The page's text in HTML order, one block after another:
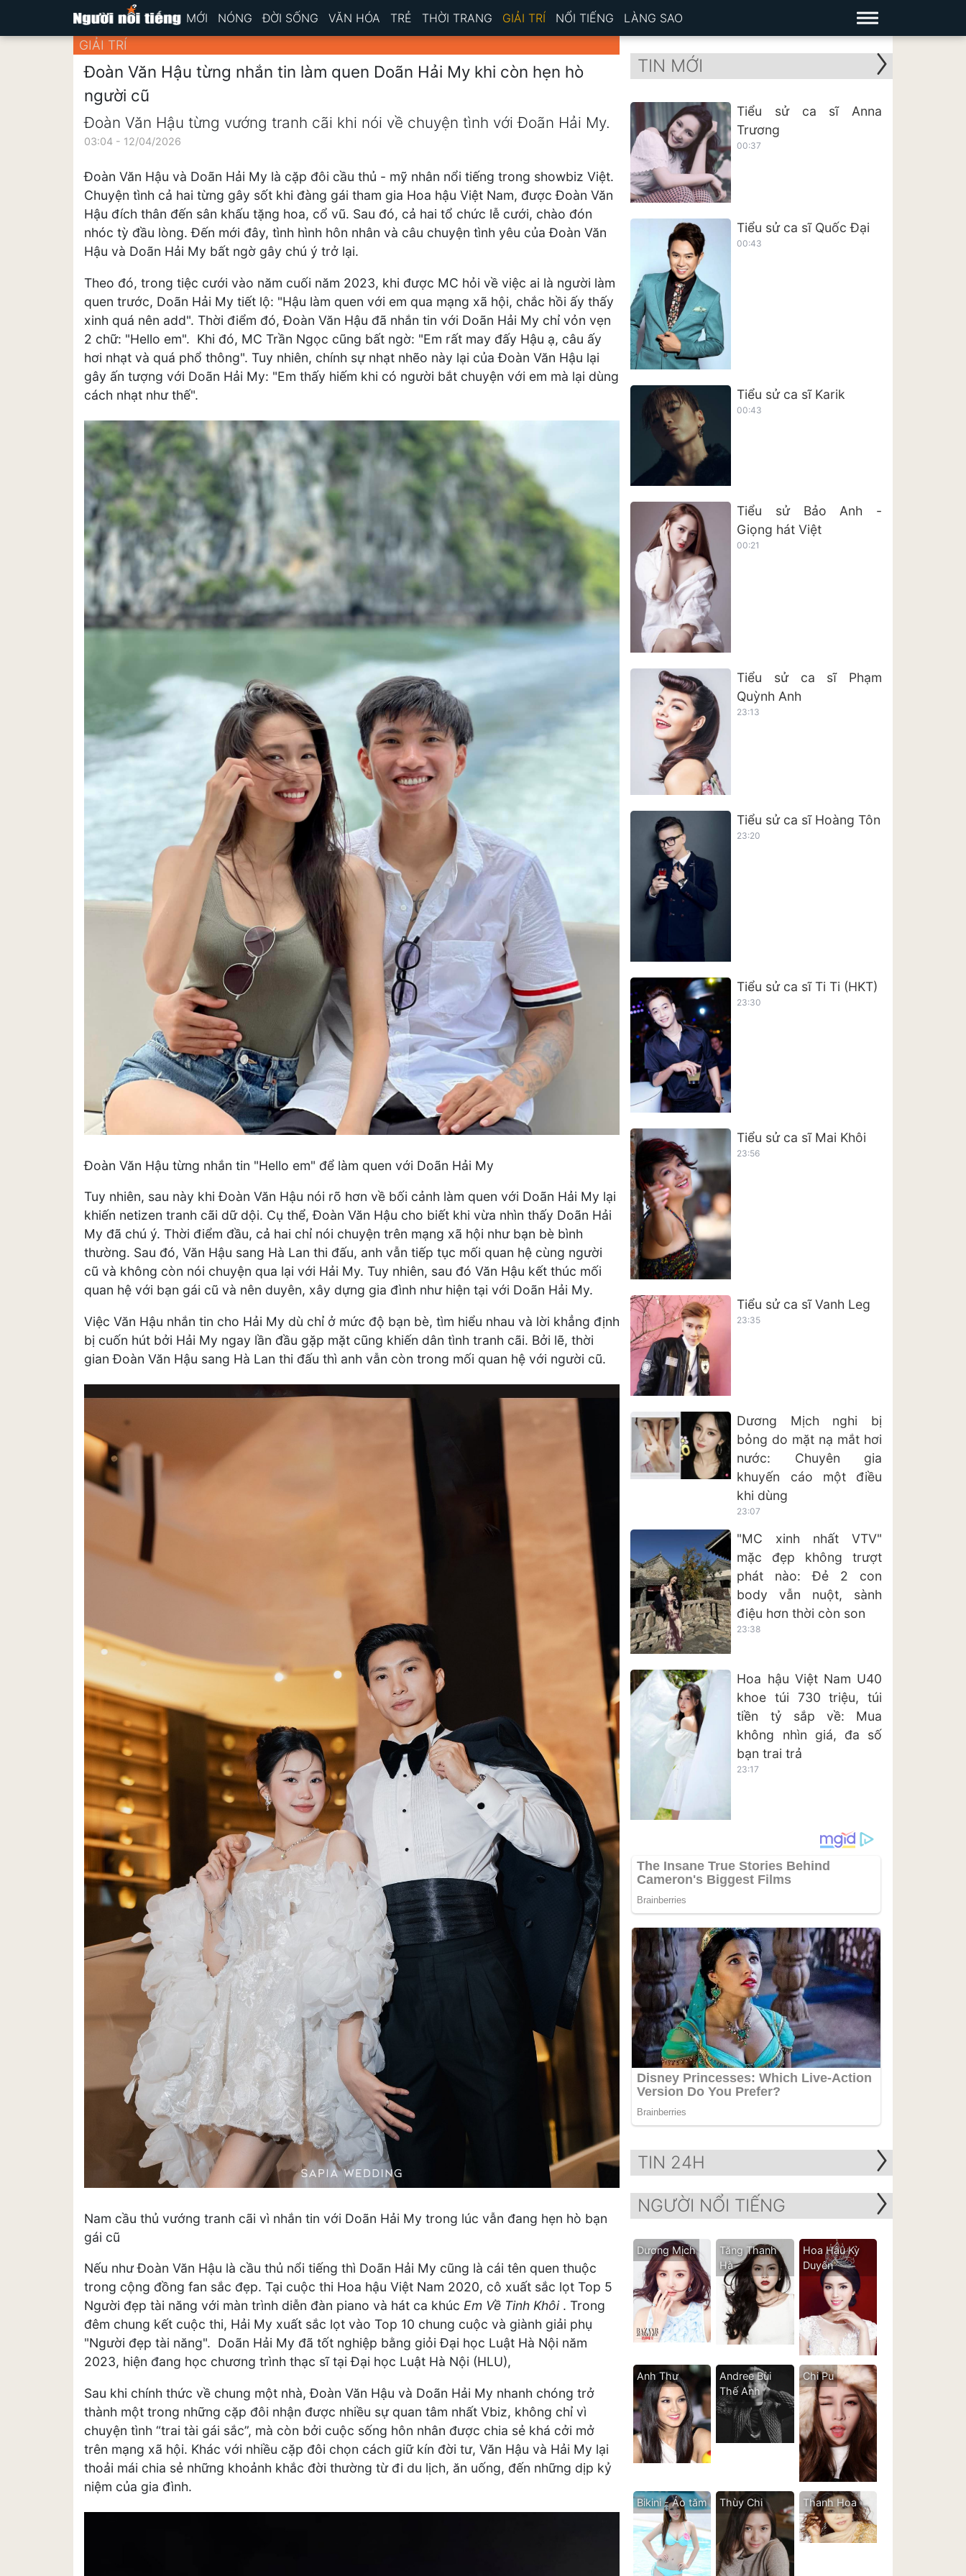
MỚI NÓNG ĐỜI SỐNG VĂN HÓA TRẺ THỜI TRANG GIẢI TRÍ NỔI TIẾNG LÀNG SAO
GIẢI TRÍ
Đoàn Văn Hậu từng nhắn tin làm quen Doãn Hải My khi còn hẹn hò
người cũ
Đoàn Văn Hậu từng vướng tranh cãi khi nói về chuyện tình với Đoãn Hải My.
03:04 - 12/04/2026
Đoàn Văn Hậu và Doãn Hải My là cặp đôi cầu thủ - mỹ nhân nổi tiếng trong showbiz Việt.
Chuyện tình cả hai từng gây sốt khi đàng gái tham gia Hoa hậu Việt Nam, được Đoàn Văn
Hậu đích thân đến sân khấu tặng hoa, cổ vũ. Sau đó, cả hai tổ chức lễ cưới, chào đón
nhóc tỳ đầu lòng. Đến mới đây, tình hình hôn nhân và câu chuyện tình yêu của Đoàn Văn
Hậu và Doãn Hải My bất ngờ gây chú ý trở lại.
Theo đó, trong tiệc cưới vào năm cuối năm 2023, khi được MC hỏi về việc ai là người làm
quen trước, Doãn Hải My tiết lộ: "Hậu làm quen với em qua mạng xã hội, chắc hồi ấy thấy
xinh quá nên add". Thời điểm đó, Đoàn Văn Hậu đã nhắn tin với Doãn Hải My chỉ vỏn vẹn
2 chữ: "Hello em". Khi đó, MC Trần Ngọc cũng bất ngờ: "Em rất may đấy Hậu ạ, câu ấy
hơi nhạt và quá phổ thông". Tuy nhiên, chính sự nhạt nhẽo này lại của Đoàn Văn Hậu lại
gây ấn tượng với Doãn Hải My: "Em thấy hiếm khi có người bắt chuyện với em mà lại dùng
cách nhạt như thế".
Đoàn Văn Hậu từng nhắn tin "Hello em" để làm quen với Doãn Hải My
Tuy nhiên, sau này khi Đoàn Văn Hậu nói rõ hơn về bối cảnh làm quen với Doãn Hải My lại
khiến netizen tranh cãi dữ dội. Cụ thể, Đoàn Văn Hậu cho biết khi vừa nhìn thấy Doãn Hải
My đã chú ý. Thời điểm đầu, cả hai chỉ nói chuyện trên mạng xã hội như bạn bè bình
thường. Sau đó, Văn Hậu sang Hà Lan thi đấu, anh vẫn tiếp tục mối quan hệ cùng người
cũ và không còn nói chuyện qua lại với Hải My. Tuy nhiên, sau đó Văn Hậu kết thúc mối
quan hệ với bạn gái cũ và nên duyên, xây dựng gia đình như hiện tại với Doãn Hải My.
Việc Văn Hậu nhắn tin cho Hải My dù chỉ ở mức độ bạn bè, tìm hiểu nhau và lời khẳng định
bị cuốn hút bởi Hải My ngay lần đầu gặp mặt cũng khiến dân tình tranh cãi. Bởi lẽ, thời
gian Đoàn Văn Hậu sang Hà Lan thi đấu thì anh vẫn còn trong mối quan hệ với người cũ.
Nam cầu thủ vướng tranh cãi vì nhắn tin với Doãn Hải My trong lúc vẫn đang hẹn hò bạn
gái cũ
Nếu như Đoàn Văn Hậu là cầu thủ nổi tiếng thì Doãn Hải My cũng là cái tên quen thuộc
trong cộng đồng fan sắc đẹp. Tại cuộc thi Hoa hậu Việt Nam 2020, cô xuất sắc lọt Top 5
Người đẹp tài năng với màn trình diễn đàn piano và hát ca khúc Em Về Tinh Khôi . Trong
đêm chung kết cuộc thi, Hải My xuất sắc lọt vào Top 10 chung cuộc và giành giải phụ
"Người đẹp tài năng". Doãn Hải My đã tốt nghiệp bằng giỏi Đại học Luật Hà Nội năm
2023, hiện đang học chương trình thạc sĩ tại Đại học Luật Hà Nội (HLU),
Sau khi chính thức về chung một nhà, Đoàn Văn Hậu và Doãn Hải My nhanh chóng trở
thành một trong những cặp đôi nhận được nhiều sự quan tâm nhất Vbiz, không chỉ vì
chuyện tình “trai tài gái sắc”, mà còn bởi cuộc sống hôn nhân được chia sẻ khá cởi mở
trên mạng xã hội. Khác với nhiều cặp đôi chọn cách giữ kín đời tư, Văn Hậu và Hải My lại
thoải mái chia sẻ những khoảnh khắc đời thường từ đi du lịch, ăn uống, đến những dịp kỷ
niệm của gia đình.
TIN MỚI
Tiểu sử ca sĩ Anna
Trương
00:37
Tiểu sử ca sĩ Quốc Đại
00:43
Tiểu sử ca sĩ Karik
00:43
Tiểu sử Bảo Anh -
Giọng hát Việt
00:21
Tiểu sử ca sĩ Phạm
Quỳnh Anh
23:13
Tiểu sử ca sĩ Hoàng Tôn
23:20
Tiểu sử ca sĩ Ti Ti (HKT)
23:30
Tiểu sử ca sĩ Mai Khôi
23:56
Tiểu sử ca sĩ Vanh Leg
23:35
Dương Mịch nghi bị
bỏng do mặt nạ mắt hơi
nước: Chuyên gia
khuyến cáo một điều
khi dùng
23:07
"MC xinh nhất VTV"
mặc đẹp không trượt
phát nào: Đẻ 2 con
body vẫn nuột, sành
điệu hơn thời còn son
23:38
Hoa hậu Việt Nam U40
khoe túi 730 triệu, túi
tiền tỷ sắp về: Mua
không nhìn giá, đa số
bạn trai trả
23:17
TIN 24H
NGƯỜI NỔI TIẾNG
Dương Mịch
Tăng Thanh
Hà
Hoa Hậu Kỳ
Duyên
Anh Thư
Andree Bùi
Thế Anh
Chi Pu
Bikini - Áo tăm Thùy Chi Thanh Hoa